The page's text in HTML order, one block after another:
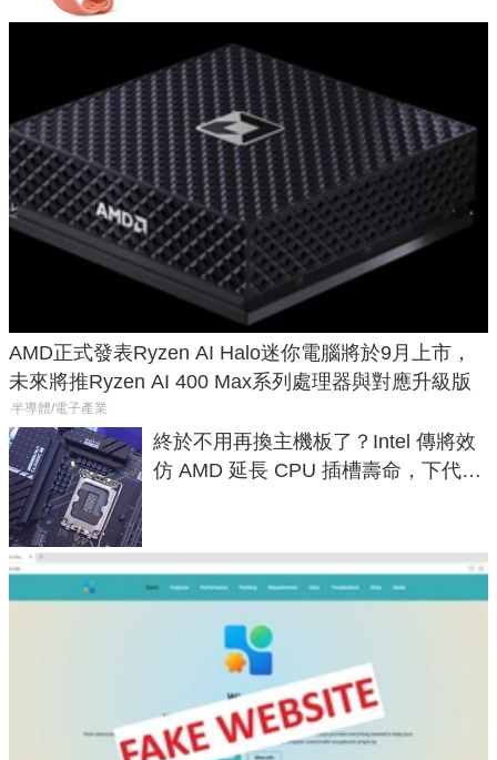
AMD正式發表Ryzen AI Halo迷你電腦將於9月上市，
未來將推Ryzen AI 400 Max系列處理器與對應升級版
半導體/電子產業
終於不用再換主機板了？Intel 傳將效
仿 AMD 延長 CPU 插槽壽命，下代